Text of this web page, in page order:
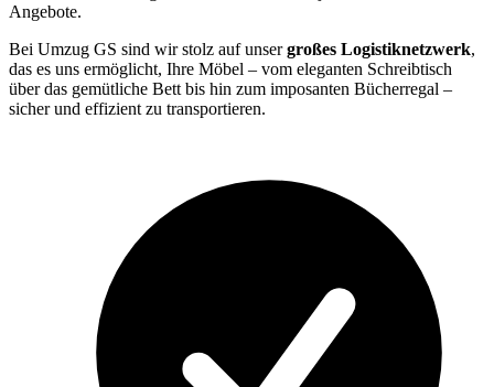
Angebote.
Bei Umzug GS sind wir stolz auf unsergroßes Logistiknetzwerk,
das es uns ermöglicht, Ihre Möbel – vom eleganten Schreibtisch
über das gemütliche Bett bis hin zum imposanten Bücherregal –
sicher und effizient zu transportieren.